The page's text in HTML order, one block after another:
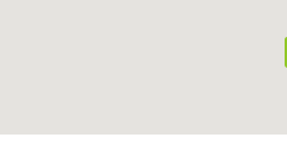
店内どこでも